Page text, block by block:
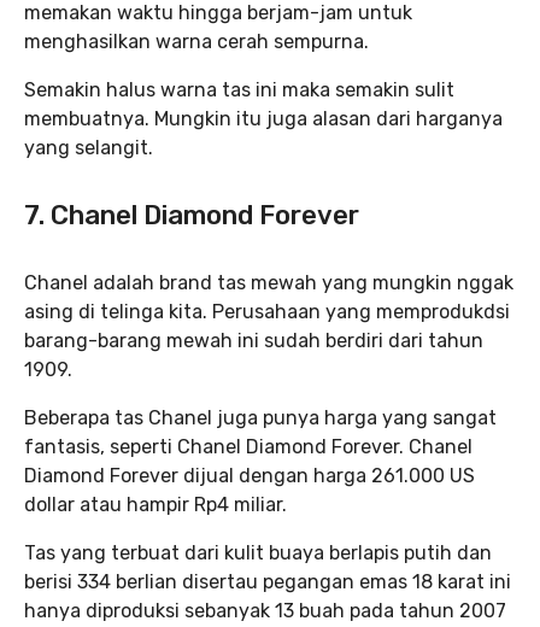
memakan waktu hingga berjam-jam untuk
menghasilkan warna cerah sempurna.
Semakin halus warna tas ini maka semakin sulit
membuatnya. Mungkin itu juga alasan dari harganya
yang selangit.
7. Chanel Diamond Forever
Chanel adalah brand tas mewah yang mungkin nggak
asing di telinga kita. Perusahaan yang memprodukdsi
barang-barang mewah ini sudah berdiri dari tahun
1909.
Beberapa tas Chanel juga punya harga yang sangat
fantasis, seperti Chanel Diamond Forever. Chanel
Diamond Forever dijual dengan harga 261.000 US
dollar atau hampir Rp4 miliar.
Tas yang terbuat dari kulit buaya berlapis putih dan
berisi 334 berlian disertau pegangan emas 18 karat ini
hanya diproduksi sebanyak 13 buah pada tahun 2007